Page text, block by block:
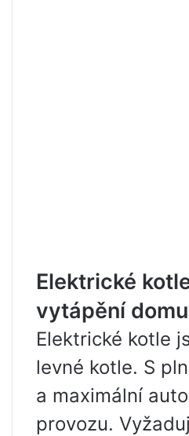
Elektrické
vytápění
Elektrické kotle
levné kotle. S
a maximální
provozu.